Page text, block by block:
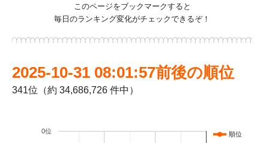
このページをブックマークすると
毎日のランキング変化がチェックできるぞ！
2025-10-31 08:01:57前後の順位
341位（約 34,686,726 件中）
順位
0位